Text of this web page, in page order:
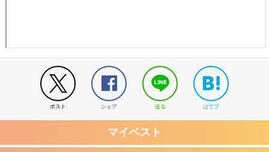
ポスト シェア 送る はてブ
マイベスト